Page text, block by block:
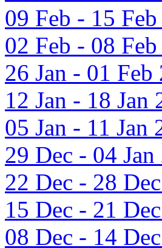
09 Feb - 15
02 Feb - 08
26 Jan - 01 Feb
12 Jan - 18 Jan
05 Jan - 11 Jan
29 Dec - 04 Jan
22 Dec - 28
15 Dec - 21
08 Dec - 14